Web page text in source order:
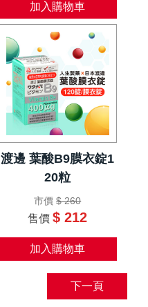
加入購物車
渡邊 葉酸B9膜衣錠1
20粒
市價 $ 260
售價 $ 212
加入購物車
下一頁